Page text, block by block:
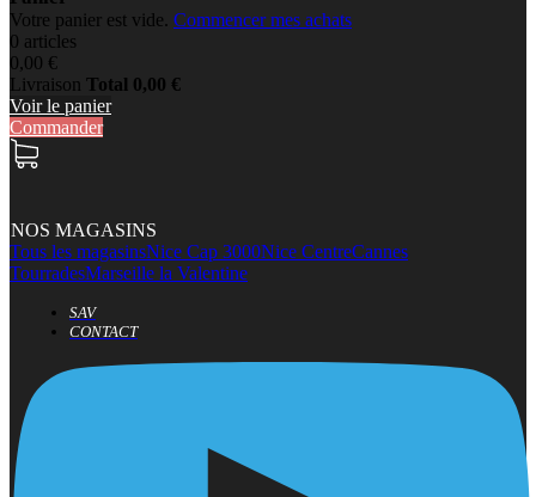
Votre panier est vide. Commencer mes achats
0 articles
0,00 €
Livraison Total 0,00 €
Voir le panier
Commander
NOS MAGASINS
Tous les magasinsNice Cap 3000Nice CentreCannes
TourradesMarseille la Valentine
SAV
CONTACT